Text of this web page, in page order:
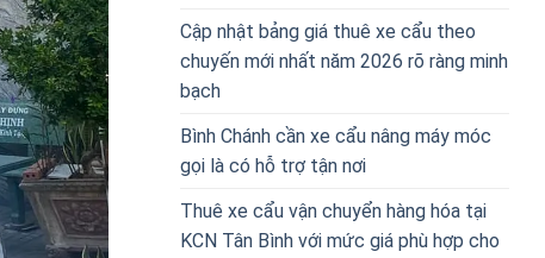
Cập nhật bảng giá thuê xe cẩu theo
chuyến mới nhất năm 2026 rõ ràng minh
bạch
Bình Chánh cần xe cẩu nâng máy móc
gọi là có hỗ trợ tận nơi
Thuê xe cẩu vận chuyển hàng hóa tại
KCN Tân Bình với mức giá phù hợp cho